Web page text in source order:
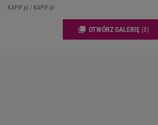
KAPIF.pl / KAPIF.pl
OTWÓRZ GALERIĘ (8)